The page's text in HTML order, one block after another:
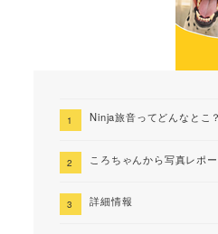
Ninja旅音ってどんなとこ？
ころちゃんから写真レポ
詳細情報